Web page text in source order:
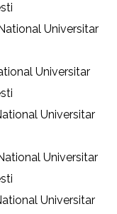
Universitar
Universitar
Universitar
Universitar
Universitar